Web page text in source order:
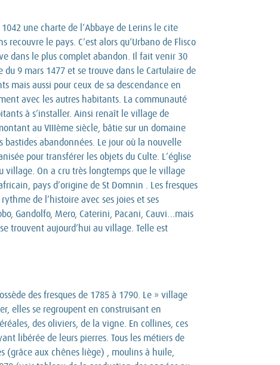
une charte de l’Abbaye de Lerins le cite
le pays. C’est alors qu’Urbano de Flisco
dans le plus complet abandon. Il fait venir 30
du 9 mars 1477 et se trouve dans le Cartulaire de
mais aussi pour ceux de sa descendance en
avec les autres habitants. La communauté
à s’installer. Ainsi renaît le village de
au VIIIème siècle, bâtie sur un domaine
abandonnées. Le jour où la nouvelle
pour transférer les objets du Culte. L’église
village. On a cru très longtemps que le village
pays d’origine de St Domnin . Les fresques
de l’histoire avec ses joies et ses
Gandolfo, Mero, Caterini, Pacani, Cauvi…mais
trouvent aujourd’hui au village. Telle est
des fresques de 1785 à 1790. Le » village
elles se regroupent en construisant en
des oliviers, de la vigne. En collines, ces
libérée de leurs pierres. Tous les métiers de
(grâce aux chênes liège) , moulins à huile,